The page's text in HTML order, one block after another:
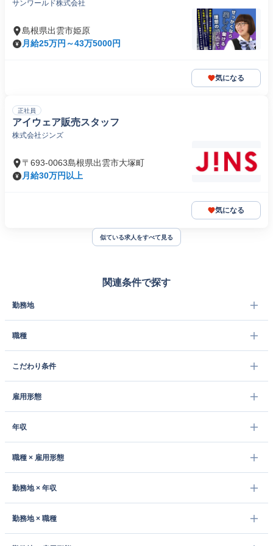
サンワールド株式会社
島根県出雲市姫原
月給25万円～43万5000円
気になる
正社員
アイウェア販売スタッフ
株式会社ジンズ
〒693-0063島根県出雲市大塚町
月給30万円以上
気になる
似ている求人をすべて見る
関連条件で探す
勤務地
職種
こだわり条件
雇用形態
年収
職種 × 雇用形態
勤務地 × 年収
勤務地 × 職種